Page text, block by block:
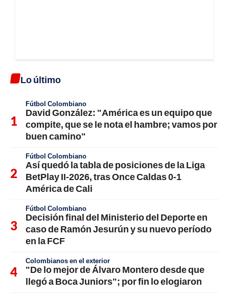
Lo último
Fútbol Colombiano
David González: "América es un equipo que
compite, que se le nota el hambre; vamos por
buen camino"
Fútbol Colombiano
Así quedó la tabla de posiciones de la Liga
BetPlay II-2026, tras Once Caldas 0-1
América de Cali
Fútbol Colombiano
Decisión final del Ministerio del Deporte en
caso de Ramón Jesurún y su nuevo período
en la FCF
Colombianos en el exterior
"De lo mejor de Álvaro Montero desde que
llegó a Boca Juniors"; por fin lo elogiaron